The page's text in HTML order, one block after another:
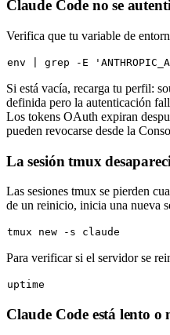
Claude Code no se
Verifica que tu variable de
env | grep -E
Si está vacía, recarga tu perfil:
definida pero la autenticación
Los tokens OAuth expiran
pueden revocarse desde la
La sesión tmux
Las sesiones tmux se pierden
de un reinicio, inicia una nueva
Para verificar si el servidor se
uptime
Claude Code está lento o